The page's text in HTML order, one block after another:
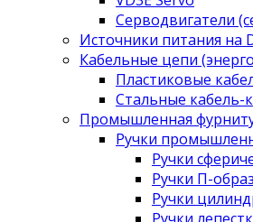
Серводвигатели
Источники питания на
Кабельные цепи
Пластиковые
Стальные кабель-
Промышленная
Ручки
Ручки
Ручки П-
Ручки